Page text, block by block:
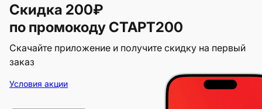
Скидка 200₽
по промокоду СТАРТ200
Скачайте приложение и получите скидку на первый
заказ
Условия акции